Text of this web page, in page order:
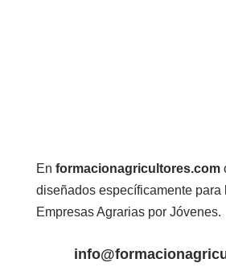
En formacionagricultores.com
diseñados específicamente para
Empresas Agrarias por Jóvenes.